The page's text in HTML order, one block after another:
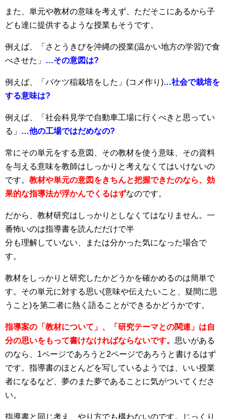
また、単元や教材の意味を考えず、ただそこにあるから子
ども達に提供するような授業もそうです。
例えば、「さとうきびを沖縄の授業(温かい地方の学習)で食
べさせた」 …その意図は?
例えば、「バケツ稲栽培をした」(コメ作り)…社会で栽培を
する意味は?
例えば、「社会科見学で自動車工場に行くべきと思ってい
る」 …他の工場ではだめなの?
常にその単元をする意図、その教材を使う意味、その資料
を与える意味を教師はしっかりと考えなくてはいけないの
です。 教材や単元の意図をきちんと把握できたのなら、効
果的な指導法が浮かんでくるはずなのです。
だから、教材研究はしっかりとしなくてはなりません。一
番怖いのは指導書を読んだだけで半
分も理解していない、または分かった気になった場合で
す。
教材をしっかりと研究したかどうかを確かめるのは簡単で
す。その単元に対する思い(意味や伝えたいこと、疑間に思
うこと)を第二者に熱く語ることができるかどうかです。
指導案の「教材について」、「研究テーマとの関連」は自
分の思いをもって書けなければならないです。 思いがある
のなら、1ページであろうと2ページであろうと書けるはず
です。指導書のほとんどを写しているようでは、いい授業
者になるなど、夢のまた夢であることに気がついてくださ
い。
指導書と同じ考え、やり方でも構わないのです。じっくり